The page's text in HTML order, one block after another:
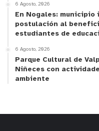
6 Agosto, 2026
En Nogales:
postulación al
estudiantes de
6 Agosto, 2026
Parque Cultural de
Niñeces con
ambiente